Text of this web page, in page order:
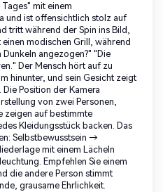
mit einem
und ist offensichtlich stolz auf
tritt während der Spin ins Bild,
modischen Grill, während
angezogen?" "Die
Der Mensch hört auf zu
hinunter, und sein Gesicht zeigt
Position der Kamera
von zwei Personen,
zeigen auf bestimmte
Kleidungsstück backen. Das
Selbstbewusstsein →
mit einem Lächeln
Empfehlen Sie einem
die andere Person stimmt
grausame Ehrlichkeit.